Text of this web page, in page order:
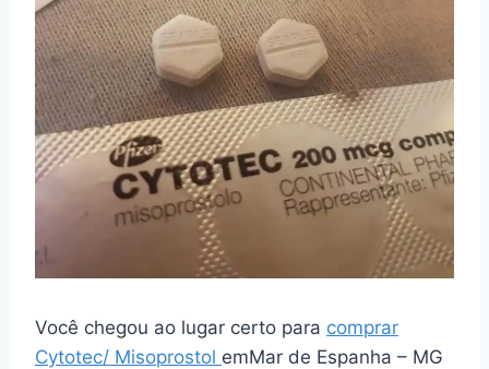
Você chegou ao lugar certo para comprar
Cytotec/ Misoprostol emMar de Espanha – MG